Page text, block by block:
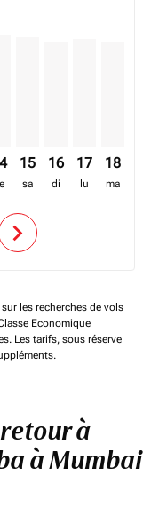
15
sa
16
di
17
lu
18
ma
chevron_right
les recherches de vols
Economique
Les tarifs, sous réserve
à
à Mumbai